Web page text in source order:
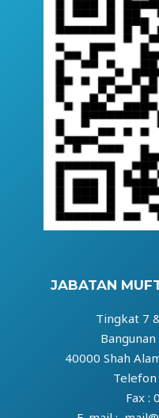
JABATAN
Tingkat 7
40000 Shah
Fax :